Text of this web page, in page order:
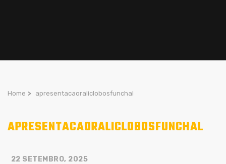
Home > apresentacaoraliclobosfunchal
APRESENTACAORALICLOBOSFUNCHAL
22 SETEMBRO, 2025